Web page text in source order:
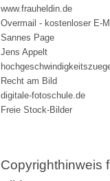
www.frauheldin.de
Overmail - kostenloser E-
Sannes Page
Jens Appelt
Recht am Bild
digitale-fotoschule.de
Freie Stock-Bilder
Copyrighthinweis